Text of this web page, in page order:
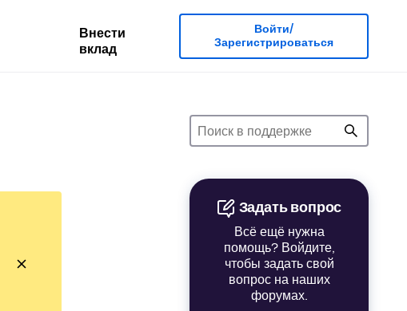
Внести
вклад
Войти/
Зарегистрироваться
Задать вопрос
Всё ещё нужна
помощь? Войдите,
чтобы задать свой
вопрос на наших
форумах.